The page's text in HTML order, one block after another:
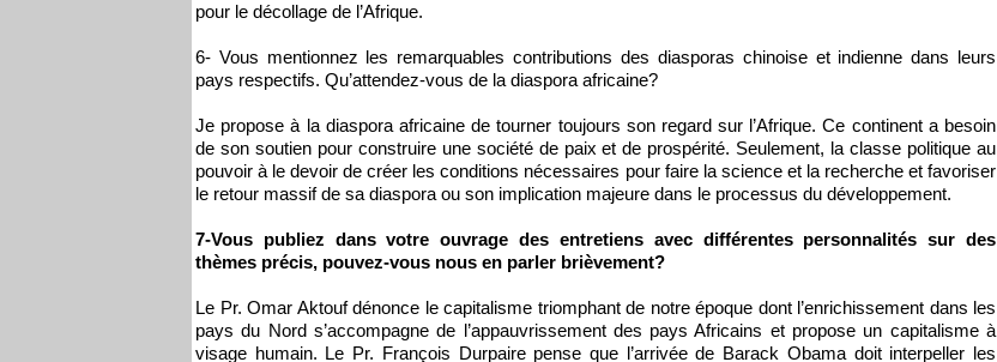
pour le décollage de l’Afrique.
6- Vous mentionnez les remarquables contributions des diasporas chinoise et indienne dans leurs
pays respectifs. Qu’attendez-vous de la diaspora africaine?
Je propose à la diaspora africaine de tourner toujours son regard sur l’Afrique. Ce continent a besoin
de son soutien pour construire une société de paix et de prospérité. Seulement, la classe politique au
pouvoir à le devoir de créer les conditions nécessaires pour faire la science et la recherche et favoriser
le retour massif de sa diaspora ou son implication majeure dans le processus du développement.
7-Vous publiez dans votre ouvrage des entretiens avec différentes personnalités sur des
thèmes précis, pouvez-vous nous en parler brièvement?
Le Pr. Omar Aktouf dénonce le capitalisme triomphant de notre époque dont l’enrichissement dans les
pays du Nord s’accompagne de l’appauvrissement des pays Africains et propose un capitalisme à
visage humain. Le Pr. François Durpaire pense que l’arrivée de Barack Obama doit interpeller les